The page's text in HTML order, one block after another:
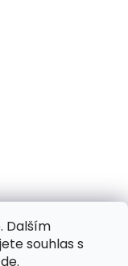
Dalším
souhlas s
.